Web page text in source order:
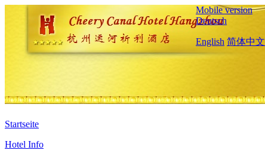
Mobile version
Deutsch
English 简体中文
Startseite
Hotel Info